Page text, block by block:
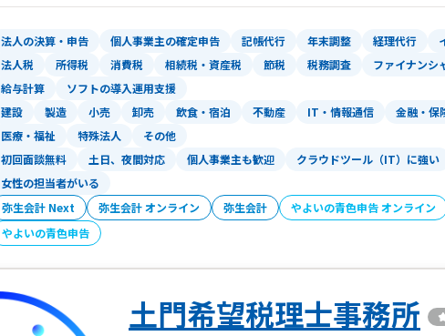
代表税理士 佐沼 幸太郎
法人の決算・申告 個人事業主の確定申告 記帳代行 年末調整 経理代行
法人税
所得税 消費税 相続税・資産税 節税 税務調査 ファイナンシ
給与計算
ソフトの導入運用支援
建設 製造 小売 卸売 飲食・宿泊 不動産 IT・情報通信 金融・保
医療・福祉
特殊法人 その他
初回面談無料 土日、夜間対応 個人事業主も歓迎 クラウドツール（IT）に強い
女性の担当者がいる
弥生会計 Next 弥生会計 オンライン 弥生会計 やよいの青色申告 オンライン
やよいの青色申告
土門希望税理士事務所